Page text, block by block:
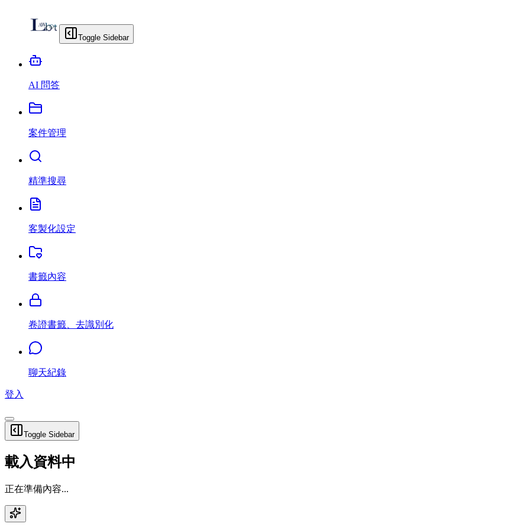
Toggle Sidebar
AI 問答
案件管理
精準搜尋
客製化設定
書籤內容
卷證書籤、去識別化
聊天紀錄
登入
Toggle Sidebar
載入資料中
正在準備內容...